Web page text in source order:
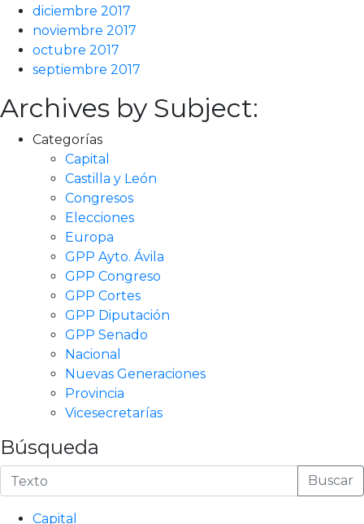
diciembre 2017
noviembre 2017
octubre 2017
septiembre 2017
Archives by Subject:
Categorías
Capital
Castilla y León
Congresos
Elecciones
Europa
GPP Ayto. Ávila
GPP Congreso
GPP Cortes
GPP Diputación
GPP Senado
Nacional
Nuevas Generaciones
Provincia
Vicesecretarías
Búsqueda
Buscar
Capital